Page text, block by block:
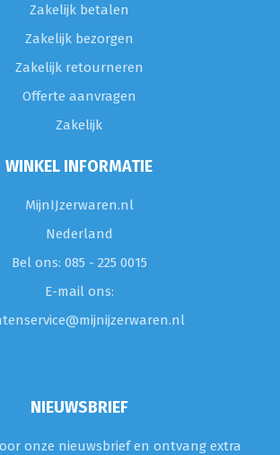
Zakelijk betalen
Zakelijk bezorgen
Zakelijk retourneren
Offerte aanvragen
Zakelijk
WINKEL INFORMATIE
MijnIJzerwaren.nl
Nederland
Bel ons: 085 - 225 0015
E-mail ons:
NIEUWSBRIEF
onze nieuwsbrief en ontvang extra